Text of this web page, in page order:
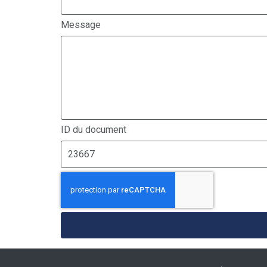
Message
ID du document